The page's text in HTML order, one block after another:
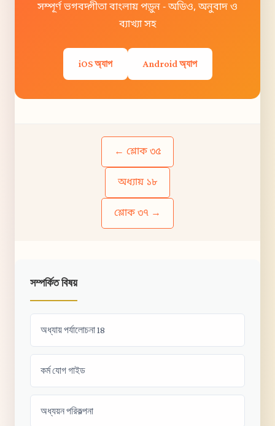
সম্পূর্ণ ভগবদ্গীতা বাংলায় পড়ুন - অডিও, অনুবাদ ও
ব্যাখ্যা সহ
iOS অ্যাপ Android অ্যাপ
← শ্লোক ৩৫
অধ্যায় ১৮
শ্লোক ৩৭ →
সম্পর্কিত বিষয়
অধ্যায় পর্যালোচনা 18
কর্ম যোগ গাইড
অধ্যয়ন পরিকল্পনা